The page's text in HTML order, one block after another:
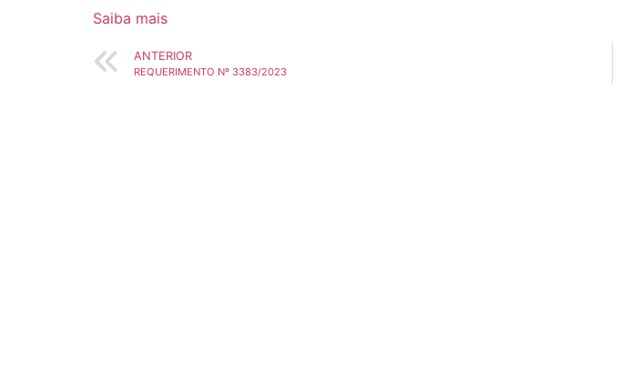
Saiba mais
ANTERIOR
REQUERIMENTO Nº 3383/2023